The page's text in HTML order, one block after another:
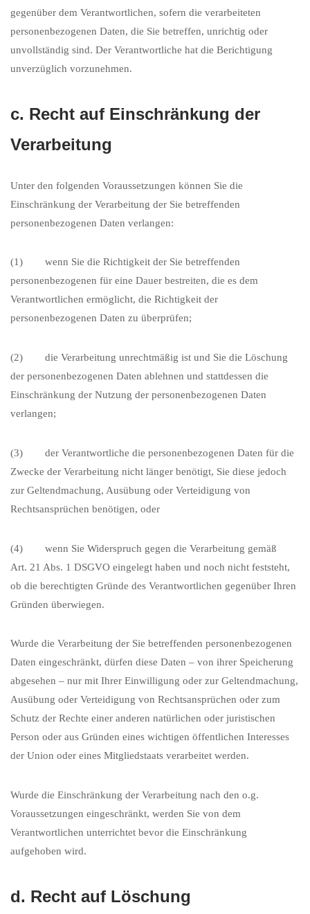
gegenüber dem Verantwortlichen, sofern die verarbeiteten
personenbezogenen Daten, die Sie betreffen, unrichtig oder
unvollständig sind. Der Verantwortliche hat die Berichtigung
unverzüglich vorzunehmen.
c. Recht auf Einschränkung der
Verarbeitung
Unter den folgenden Voraussetzungen können Sie die
Einschränkung der Verarbeitung der Sie betreffenden
personenbezogenen Daten verlangen:
(1) wenn Sie die Richtigkeit der Sie betreffenden
personenbezogenen für eine Dauer bestreiten, die es dem
Verantwortlichen ermöglicht, die Richtigkeit der
personenbezogenen Daten zu überprüfen;
(2) die Verarbeitung unrechtmäßig ist und Sie die Löschung
der personenbezogenen Daten ablehnen und stattdessen die
Einschränkung der Nutzung der personenbezogenen Daten
verlangen;
(3) der Verantwortliche die personenbezogenen Daten für die
Zwecke der Verarbeitung nicht länger benötigt, Sie diese jedoch
zur Geltendmachung, Ausübung oder Verteidigung von
Rechtsansprüchen benötigen, oder
(4) wenn Sie Widerspruch gegen die Verarbeitung gemäß
Art. 21 Abs. 1 DSGVO eingelegt haben und noch nicht feststeht,
ob die berechtigten Gründe des Verantwortlichen gegenüber Ihren
Gründen überwiegen.
Wurde die Verarbeitung der Sie betreffenden personenbezogenen
Daten eingeschränkt, dürfen diese Daten – von ihrer Speicherung
abgesehen – nur mit Ihrer Einwilligung oder zur Geltendmachung,
Ausübung oder Verteidigung von Rechtsansprüchen oder zum
Schutz der Rechte einer anderen natürlichen oder juristischen
Person oder aus Gründen eines wichtigen öffentlichen Interesses
der Union oder eines Mitgliedstaats verarbeitet werden.
Wurde die Einschränkung der Verarbeitung nach den o.g.
Voraussetzungen eingeschränkt, werden Sie von dem
Verantwortlichen unterrichtet bevor die Einschränkung
aufgehoben wird.
d. Recht auf Löschung